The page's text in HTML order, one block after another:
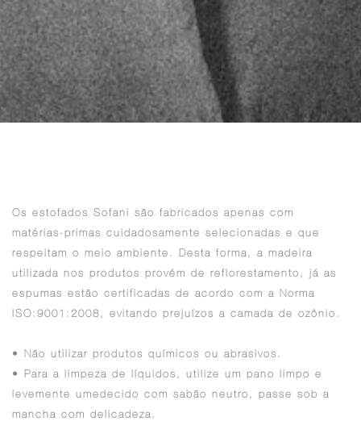
Os estofados Sofani são fabricados apenas com
matérias-primas cuidadosamente selecionadas e que
respeitam o meio ambiente. Desta forma, a madeira
utilizada nos produtos provém de reflorestamento, já as
espumas estão certificadas de acordo com a Norma
ISO:9001:2008, evitando prejuízos a camada de ozônio.
• Não utilizar produtos químicos ou abrasivos.
• Para a limpeza de líquidos, utilize um pano limpo e
levemente umedecido com sabão neutro, passe sob a
mancha com delicadeza.